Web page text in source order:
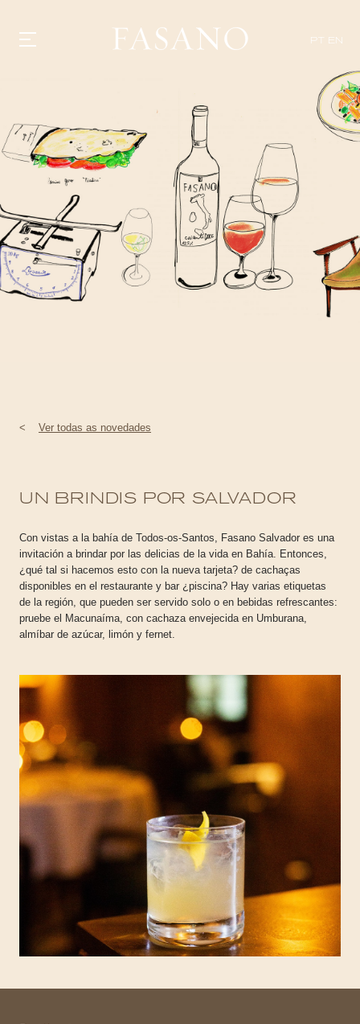
PT EN
HOTÉIS
EXPERIENCIAS
EVENTOS
VILLAS
TIENDA | SELEZIONE
DESCUBRIR
WHAT'S COOKING
CORRIERE
HISTORIA
SOSTENIBILIDAD
CONTACTO
< Ver todas as novedades
UN BRINDIS POR SALVADOR
Con vistas a la bahía de Todos-os-Santos, Fasano Salvador es una
invitación a brindar por las delicias de la vida en Bahía. Entonces,
¿qué tal si hacemos esto con la nueva tarjeta? de cachaças
disponibles en el restaurante y bar ¿piscina? Hay varias etiquetas
de la región, que pueden ser servido solo o en bebidas refrescantes:
pruebe el Macunaíma, con cachaza envejecida en Umburana,
almíbar de azúcar, limón y fernet.